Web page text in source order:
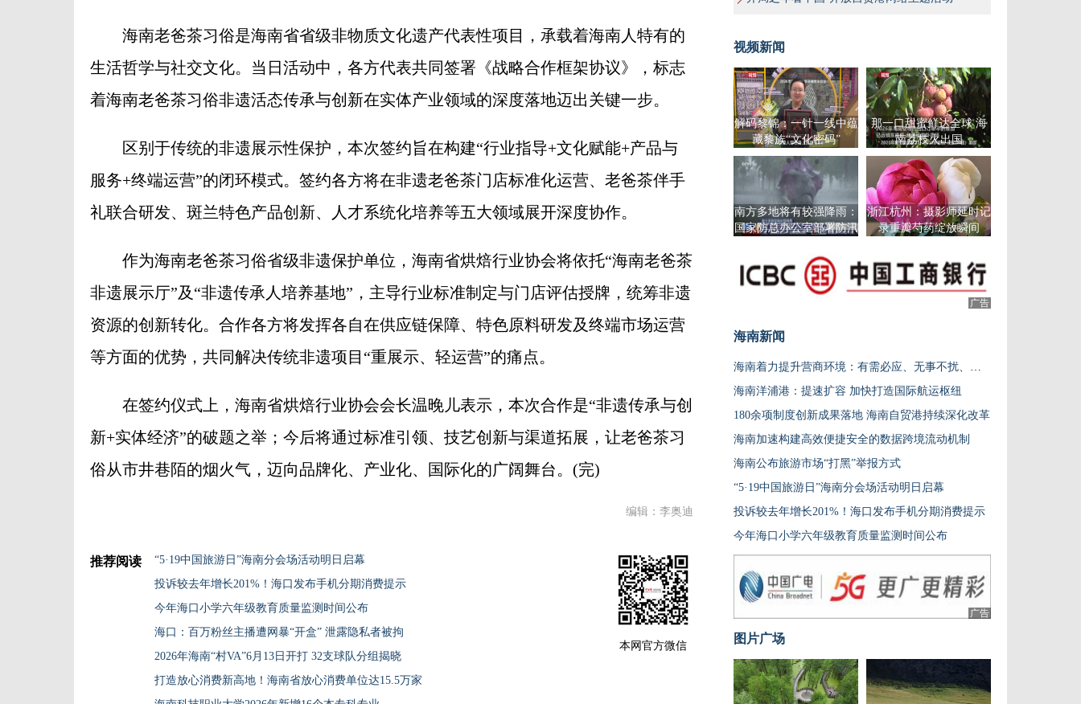
海南老爸茶习俗是海南省省级非物质文化遗产代表性项目，承载着海南人特有的
生活哲学与社交文化。当日活动中，各方代表共同签署《战略合作框架协议》，标志
着海南老爸茶习俗非遗活态传承与创新在实体产业领域的深度落地迈出关键一步。
区别于传统的非遗展示性保护，本次签约旨在构建“行业指导+文化赋能+产品与
服务+终端运营”的闭环模式。签约各方将在非遗老爸茶门店标准化运营、老爸茶伴手
礼联合研发、斑兰特色产品创新、人才系统化培养等五大领域展开深度协作。
作为海南老爸茶习俗省级非遗保护单位，海南省烘焙行业协会将依托“海南老爸茶
非遗展示厅”及“非遗传承人培养基地”，主导行业标准制定与门店评估授牌，统筹非遗
资源的创新转化。合作各方将发挥各自在供应链保障、特色原料研发及终端市场运营
等方面的优势，共同解决传统非遗项目“重展示、轻运营”的痛点。
在签约仪式上，海南省烘焙行业协会会长温晚儿表示，本次合作是“非遗传承与创
新+实体经济”的破题之举；今后将通过标准引领、技艺创新与渠道拓展，让老爸茶习
俗从市井巷陌的烟火气，迈向品牌化、产业化、国际化的广阔舞台。(完)
编辑：李奥迪
推荐阅读
“5·19中国旅游日”海南分会场活动明日启幕
投诉较去年增长201%！海口发布手机分期消费提示
今年海口小学六年级教育质量监测时间公布
海口：百万粉丝主播遭网暴“开盒” 泄露隐私者被拘
2026年海南“村VA”6月13日开打 32支球队分组揭晓
打造放心消费新高地！海南省放心消费单位达15.5万家
本网官方微信
视频新闻
解码黎锦：一针一线中蕴
藏黎族“文化密码”
那一口甜蜜鲜达全球 海
南荔枝火出国
南方多地将有较强降雨：
国家防总办公室部署防汛
浙江杭州：摄影师延时记
录重瓣芍药绽放瞬间
广告
海南新闻
海南着力提升营商环境：有需必应、无事不扰、有诺必践
海南洋浦港：提速扩容 加快打造国际航运枢纽
180余项制度创新成果落地 海南自贸港持续深化改革
海南加速构建高效便捷安全的数据跨境流动机制
海南公布旅游市场“打黑”举报方式
“5·19中国旅游日”海南分会场活动明日启幕
投诉较去年增长201%！海口发布手机分期消费提示
今年海口小学六年级教育质量监测时间公布
广告
图片广场